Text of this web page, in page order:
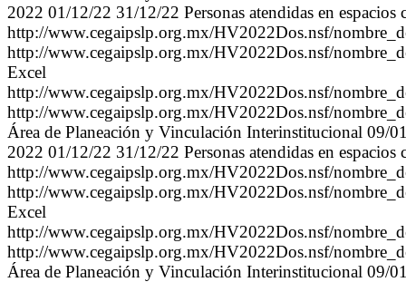
2022 01/12/22 31/12/22 Personas atendidas en
http://www.cegaipslp.org.mx/HV2022Dos.nsf/
http://www.cegaipslp.org.mx/HV2022Dos.nsf/
Excel
http://www.cegaipslp.org.mx/HV2022Dos.nsf/
http://www.cegaipslp.org.mx/HV2022Dos.nsf/
Área de Planeación y Vinculación Interinstitucional 09/
2022 01/12/22 31/12/22 Personas atendidas en
http://www.cegaipslp.org.mx/HV2022Dos.nsf/
http://www.cegaipslp.org.mx/HV2022Dos.nsf/
Excel
http://www.cegaipslp.org.mx/HV2022Dos.nsf/
http://www.cegaipslp.org.mx/HV2022Dos.nsf/
Área de Planeación y Vinculación Interinstitucional 09/